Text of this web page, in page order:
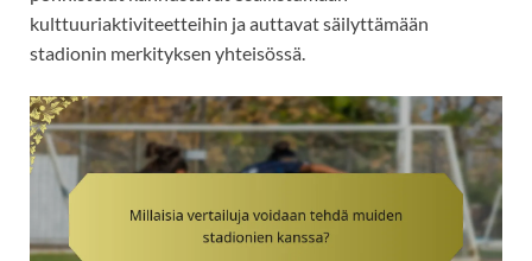
kulttuuriaktiviteetteihin ja auttavat säilyttämään
stadionin merkityksen yhteisössä.